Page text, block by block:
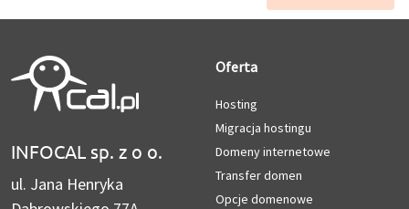
INFOCAL sp. z o o.
ul. Jana Henryka
Oferta
Hosting
Migracja hostingu
Domeny internetowe
Transfer domen
Opcje domenowe